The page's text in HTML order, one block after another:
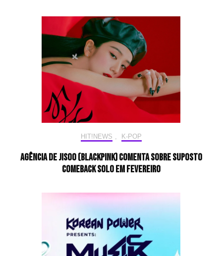
HIT!NEWS , K-POP
Agência de JISOO (BLACKPINK) comenta sobre suposto
comeback solo em fevereiro